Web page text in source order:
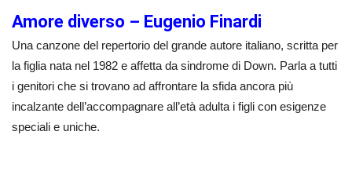
Amore diverso – Eugenio Finardi
Una canzone del repertorio del grande autore italiano, scritta per
la figlia nata nel 1982 e affetta da sindrome di Down. Parla a tutti
i genitori che si trovano ad affrontare la sfida ancora più
incalzante dell’accompagnare all’età adulta i figli con esigenze
speciali e uniche.